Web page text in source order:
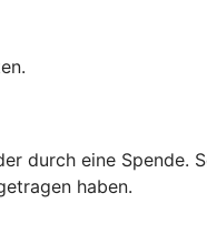
durch eine Spende.
haben.